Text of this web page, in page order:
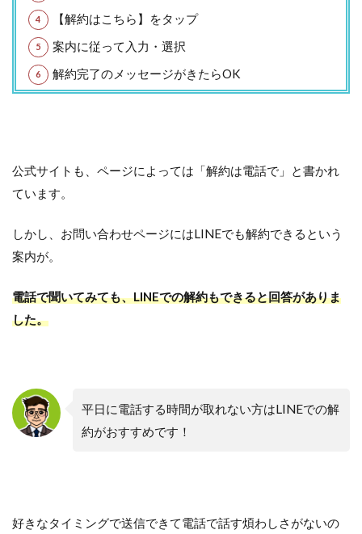
【解約はこちら】をタップ
案内に従って入力・選択
解約完了のメッセージがきたらOK
公式サイトも、ページによっては「解約は電話で」と書かれ
ています。
しかし、お問い合わせページにはLINEでも解約できるという
案内が。
電話で聞いてみても、LINEでの解約もできると回答がありま
した。
平日に電話する時間が取れない方はLINEでの解
約がおすすめです！
好きなタイミングで送信できて電話で話す煩わしさがないの